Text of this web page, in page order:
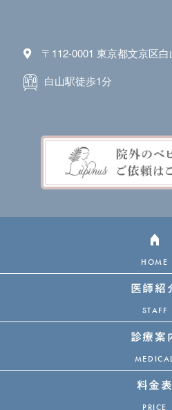
〒112-0001 東京都文京区
白山駅徒歩1分
HOME
医師紹
STAFF
診療案
料金表
PRICE